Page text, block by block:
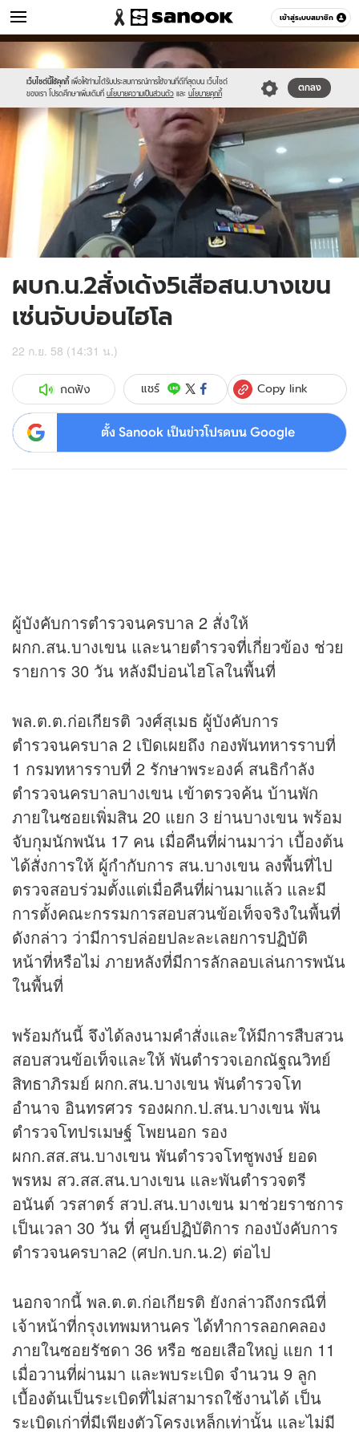
เข้าสู่ระบบสมาชิก
ข่าว หมวดอื่นๆ
เว็บไซต์นี้ใช้คุกกี้ เพื่อให้ท่านได้รับประสบการณ์การใช้งานที่ดีที่สุดบน เว็บไซต์
ของเรา โปรดศึกษาเพิ่มเติมที่ นโยบายความเป็นส่วนตัว และ นโยบายคุกกี้
ตกลง
Sanook
//s.isanook.com/sr/0/images/logo-
new-
sanook.png
600
//s.isanook.com/ns/0/ud/373/1869886/647574-
01.jpg
ผบก.น.2สั่งเด้ง5เสือสน.บางเขน
เซ่นจับบ่อนไฮโล
22 ก.ย. 58 (14:31 น.)
กดฟัง แชร์ Copy link
ตั้ง Sanook เป็นข่าวโปรดบน Google
ผู้บังคับการตำรวจนครบาล 2 สั่งให้
ผกก.สน.บางเขน และนายตำรวจที่เกี่ยวข้อง ช่วย
รายการ 30 วัน หลังมีบ่อนไฮโลในพื้นที่
พล.ต.ต.ก่อเกียรติ วงศ์สุเมธ ผู้บังคับการ
ตำรวจนครบาล 2 เปิดเผยถึง กองพันทหารราบที่
1 กรมทหารราบที่ 2 รักษาพระองค์ สนธิกำลัง
ตำรวจนครบาลบางเขน เข้าตรวจค้น บ้านพัก
ภายในซอยเพิ่มสิน 20 แยก 3 ย่านบางเขน พร้อม
จับกุมนักพนัน 17 คน เมื่อคืนที่ผ่านมาว่า เบื้องต้น
ได้สั่งการให้ ผู้กำกับการ สน.บางเขน ลงพื้นที่ไป
ตรวจสอบร่วมตั้งแต่เมื่อคืนที่ผ่านมาแล้ว และมี
การตั้งคณะกรรมการสอบสวนข้อเท็จจริงในพื้นที่
ดังกล่าว ว่ามีการปล่อยปละละเลยการปฏิบัติ
หน้าที่หรือไม่ ภายหลังที่มีการลักลอบเล่นการพนัน
ในพื้นที่
พร้อมกันนี้ จึงได้ลงนามคำสั่งและให้มีการสืบสวน
สอบสวนข้อเท็จและให้ พันตำรวจเอกณัฐณวิทย์
สิทธาภิรมย์ ผกก.สน.บางเขน พันตำรวจโท
อำนาจ อินทรศวร รองผกก.ป.สน.บางเขน พัน
ตำรวจโทปรเมษฐ์ โพยนอก รอง
ผกก.สส.สน.บางเขน พันตำรวจโทชูพงษ์ ยอด
พรหม สว.สส.สน.บางเขน และพันตำรวจตรี
อนันต์ วรสาตร์ สวป.สน.บางเขน มาช่วยราชการ
เป็นเวลา 30 วัน ที่ ศูนย์ปฏิบัติการ กองบังคับการ
ตำรวจนครบาล2 (ศปก.บก.น.2) ต่อไป
นอกจากนี้ พล.ต.ต.ก่อเกียรติ ยังกล่าวถึงกรณีที่
เจ้าหน้าที่กรุงเทพมหานคร ได้ทำการลอกคลอง
ภายในซอยรัชดา 36 หรือ ซอยเสือใหญ่ แยก 11
เมื่อวานที่ผ่านมา และพบระเบิด จำนวน 9 ลูก
เบื้องต้นเป็นระเบิดที่ไม่สามารถใช้งานได้ เป็น
ระเบิดเก่าที่มีเพียงตัวโครงเหล็กเท่านั้น และไม่มี